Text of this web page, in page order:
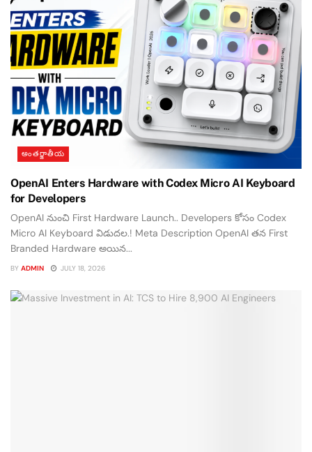
అంతర్జాతీయ
OpenAI Enters Hardware with Codex Micro AI Keyboard
for Developers
OpenAI నుంచి First Hardware Launch.. Developers కోసం Codex
Micro AI Keyboard విడుదల.! Meta Description OpenAI తన First
Branded Hardware అయిన...
BY ADMIN JULY 18, 2026